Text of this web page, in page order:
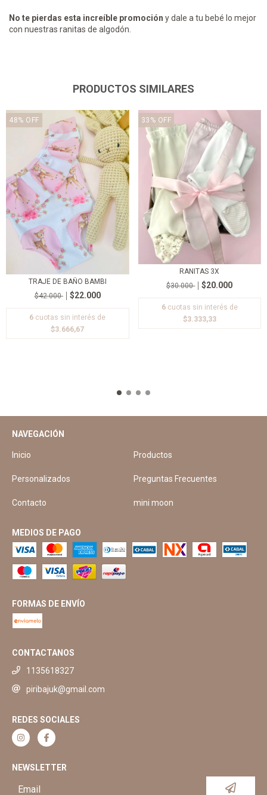
No te pierdas esta increíble promoción y dale a tu bebé lo mejor
con nuestras ranitas de algodón.
PRODUCTOS SIMILARES
48% OFF
TRAJE DE BAÑO BAMBI
$42.000
$22.000
6 cuotas sin interés de
$3.666,67
33 % OFF
RANITAS 3X
$30.000
$20.000
6 cuotas sin interés de
$3.333,33
NAVEGACIÓN
Inicio Productos
Personalizados Preguntas Frecuentes
Contacto mini moon
MEDIOS DE PAGO
FORMAS DE ENVÍO
CONTACTANOS
1135618327
piribajuk@gmail.com
REDES SOCIALES
NEWSLETTER